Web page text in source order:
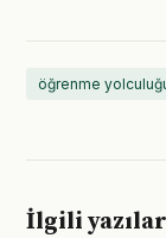
öğrenme
İlgili yazılar